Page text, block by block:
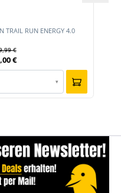
TRAIL RUN ENERGY 4.0
€
€
▾